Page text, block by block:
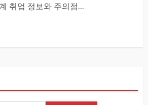
취업 정보와 주의점...